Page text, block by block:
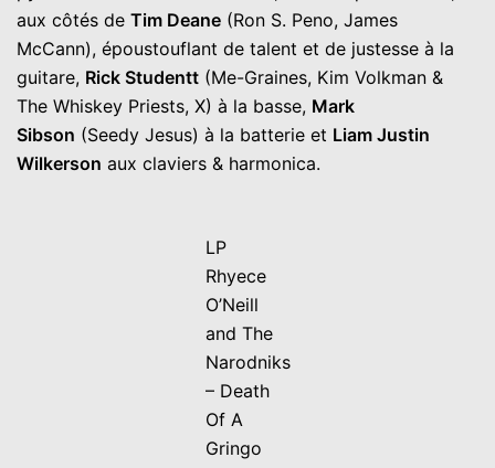
aux côtés de Tim Deane (Ron S. Peno, James
McCann), époustouflant de talent et de justesse à la
guitare, Rick Studentt (Me-Graines, Kim Volkman &
The Whiskey Priests, X) à la basse, Mark
Sibson (Seedy Jesus) à la batterie et Liam Justin
Wilkerson aux claviers & harmonica.
LP
Rhyece
O’Neill
and The
Narodniks
– Death
Of A
Gringo